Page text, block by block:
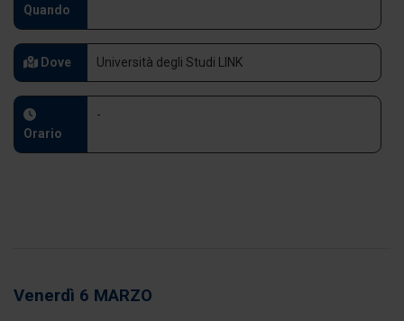
Quando
Dove Università degli Studi LINK
Orario
-
Venerdì 6 MARZO